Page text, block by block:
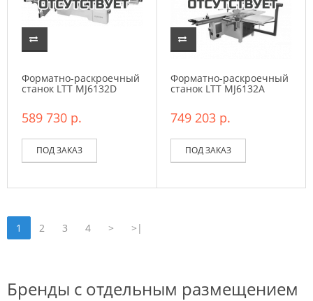
Форматно-раскроечный
станок LTT MJ6132D
589 730 р.
ПОД ЗАКАЗ
Форматно-раскроечный
станок LTT MJ6132А
749 203 р.
ПОД ЗАКАЗ
1 2 3 4 > >|
Бренды с отдельным размещением